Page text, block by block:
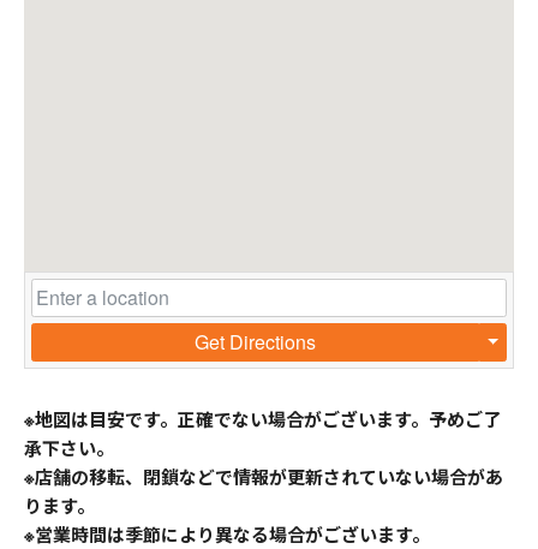
Get Directions
※地図は目安です。正確でない場合がございます。予めご了
承下さい。
※店舗の移転、閉鎖などで情報が更新されていない場合があ
ります。
※営業時間は季節により異なる場合がございます。